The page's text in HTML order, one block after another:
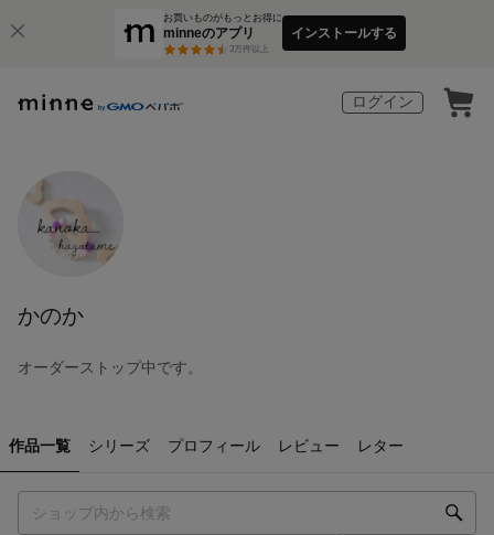
お買いものがもっとお得に
minneのアプリ
3万件以上
インストールする
ログイン
かのか
オーダーストップ中です。
作品一覧 シリーズ プロフィール レビュー レター